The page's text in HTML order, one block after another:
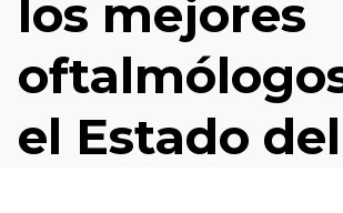
los mejores
el Estado